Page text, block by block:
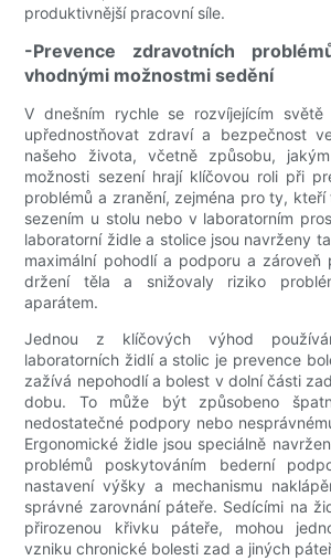
produktivnější pracovní síle.
-Prevence zdravotních
vhodnými možnostmi sedění
V dnešním rychle se rozvíjejícím
upřednostňovat zdraví a bezpečnost
našeho života, včetně způsobu,
možnosti sezení hrají klíčovou roli při
problémů a zranění, zejména pro ty,
sezením u stolu nebo v laboratorním
laboratorní židle a stolice jsou navrženy
maximální pohodlí a podporu a zároveň
držení těla a snižovaly riziko
aparátem.
Jednou z klíčových výhod
laboratorních židlí a stolic je prevence
zažívá nepohodlí a bolest v dolní části
dobu. To může být způsobeno
nedostatečné podpory nebo
Ergonomické židle jsou speciálně
problémů poskytováním bederní
nastavení výšky a mechanismu
správné zarovnání páteře. Sedícími na
přirozenou křivku páteře, mohou
vzniku chronické bolesti zad a jiných